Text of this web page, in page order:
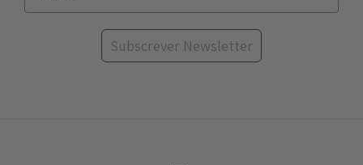
Subscrever Newsletter